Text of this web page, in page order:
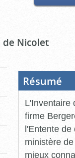
Nicolet
Résumé
L'Inventaire
firme
l'Entente de
ministère
mieux